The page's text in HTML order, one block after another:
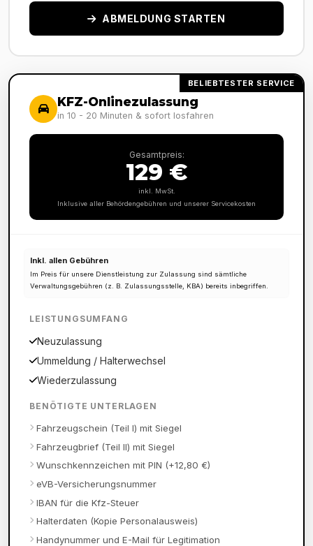
ABMELDUNG STARTEN
BELIEBTESTER SERVICE
KFZ-Onlinezulassung
in 10 - 20 Minuten & sofort losfahren
Gesamtpreis:
129 €
inkl. MwSt.
Inklusive aller Behördengebühren und unserer Servicekosten
Inkl. allen Gebühren
Im Preis für unsere Dienstleistung zur Zulassung sind sämtliche
Verwaltungsgebühren (z. B. Zulassungsstelle, KBA) bereits inbegriffen.
LEISTUNGSUMFANG
Neuzulassung
Ummeldung / Halterwechsel
Wiederzulassung
BENÖTIGTE UNTERLAGEN
Fahrzeugschein (Teil I) mit Siegel
Fahrzeugbrief (Teil II) mit Siegel
Wunschkennzeichen mit PIN (+12,80 €)
eVB-Versicherungsnummer
IBAN für die Kfz-Steuer
Halterdaten (Kopie Personalausweis)
Handynummer und E-Mail für Legitimation